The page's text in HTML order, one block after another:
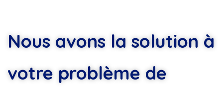
Nous avons la solution à
votre problème de